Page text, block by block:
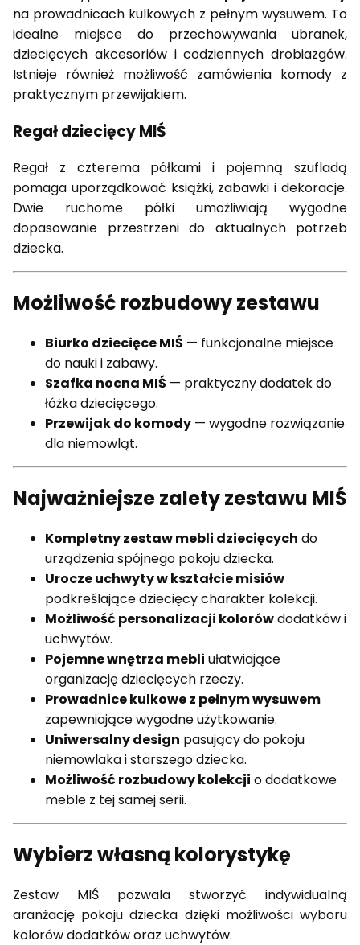
na prowadnicach kulkowych z pełnym wysuwem. To
idealne miejsce do przechowywania ubranek,
dziecięcych akcesoriów i codziennych drobiazgów.
Istnieje również możliwość zamówienia komody z
praktycznym przewijakiem.
Regał dziecięcy MIŚ
Regał z czterema półkami i pojemną szufladą
pomaga uporządkować książki, zabawki i dekoracje.
Dwie ruchome półki umożliwiają wygodne
dopasowanie przestrzeni do aktualnych potrzeb
dziecka.
Możliwość rozbudowy zestawu
Biurko dziecięce MIŚ — funkcjonalne miejsce
do nauki i zabawy.
Szafka nocna MIŚ — praktyczny dodatek do
łóżka dziecięcego.
Przewijak do komody — wygodne rozwiązanie
dla niemowląt.
Najważniejsze zalety zestawu MIŚ
Kompletny zestaw mebli dziecięcych do
urządzenia spójnego pokoju dziecka.
Urocze uchwyty w kształcie misiów
podkreślające dziecięcy charakter kolekcji.
Możliwość personalizacji kolorówdodatków i
uchwytów.
Pojemne wnętrza mebli ułatwiające
organizację dziecięcych rzeczy.
Prowadnice kulkowe z pełnym wysuwem
zapewniające wygodne użytkowanie.
Uniwersalny design pasujący do pokoju
niemowlaka i starszego dziecka.
Możliwość rozbudowy kolekcji o dodatkowe
meble z tej samej serii.
Wybierz własną kolorystykę
Zestaw MIŚ pozwala stworzyć indywidualną
aranżację pokoju dziecka dzięki możliwości wyboru
kolorów dodatków oraz uchwytów.